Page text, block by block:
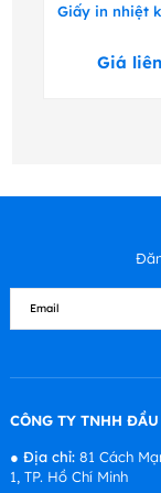
Giấy in nhiệt
Giá
CÔNG TY TNHH
● Địa chỉ:81 Cách
1, TP. Hồ Chí Minh